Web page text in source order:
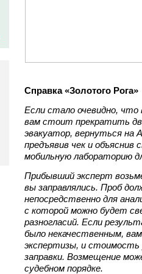
Справка «Золотого Рога»
Если стало очевидно, что
вам стоит прекратить
эвакуатор, вернуться на
предъявив чек и объяснив
мобильную лабораторию
Прибывший эксперт
вы заправлялись. Проб
непосредственно для
с которой можно будет
разногласий. Если
было некачественным,
экспертизы, и стоимость
заправки. Возмещение
судебном порядке.